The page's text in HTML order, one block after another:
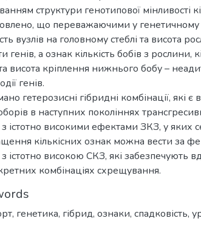
структури генотипової мінливості
що переважаючими у генетичному
вузлів на головному стеблі та висота
генів, а ознак кількість бобів з рослини,
висота кріплення нижнього бобу –
генів.
гетерозисні гібридні комбінації, які
в наступних поколіннях
істотно високими ефектами ЗКЗ, у яких
кількісних ознак можна вести за
істотно високою СКЗ, які забезпечують
комбінаціях схрещування.
генетика, гібрид, ознаки, спадковість,